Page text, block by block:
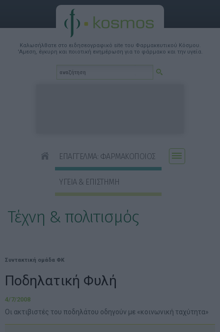
Καλωσήλθατε στο ειδησεογραφικό site του Φαρμακευτικού Κόσμου.
'Αμεση, έγκυρη και ποιοτική ενημέρωση για το φάρμακο και την υγεία.
ΕΠΑΓΓΕΛΜΑ: ΦΑΡΜΑΚΟΠΟΙΟΣ
ΥΓΕΙΑ & ΕΠΙΣΤΗΜΗ
Τέχνη & πολιτισμός
Συντακτική ομάδα ΦΚ
Ποδηλατική Φυλή
4/7/2008
Οι ακτιβιστές του ποδηλάτου οδηγούν με «κοινωνική ταχύτητα»